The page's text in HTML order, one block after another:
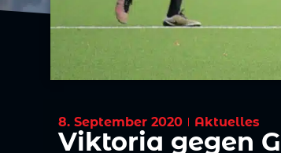
8. September 2020 Aktuelles
Viktoria gegen